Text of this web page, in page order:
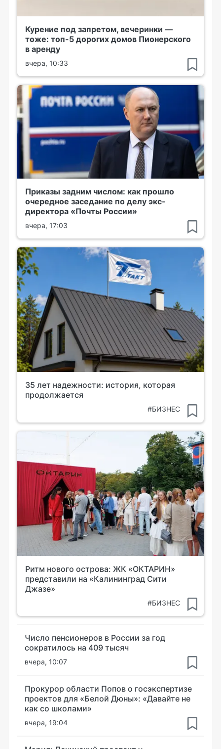
Курение под запретом, вечеринки —
тоже: топ-5 дорогих домов Пионерского
в аренду
вчера, 10:33
Приказы задним числом: как прошло
очередное заседание по делу экс-
директора «Почты России»
вчера, 17:03
35 лет надежности: история, которая
продолжается
#БИЗНЕС
Ритм нового острова: ЖК «ОКТАРИН»
представили на «Калининград Сити
Джазе»
#БИЗНЕС
Число пенсионеров в России за год
сократилось на 409 тысяч
вчера, 10:07
Прокурор области Попов о госэкспертизе
проектов для «Белой Дюны»: «Давайте не
как со школами»
вчера, 19:04